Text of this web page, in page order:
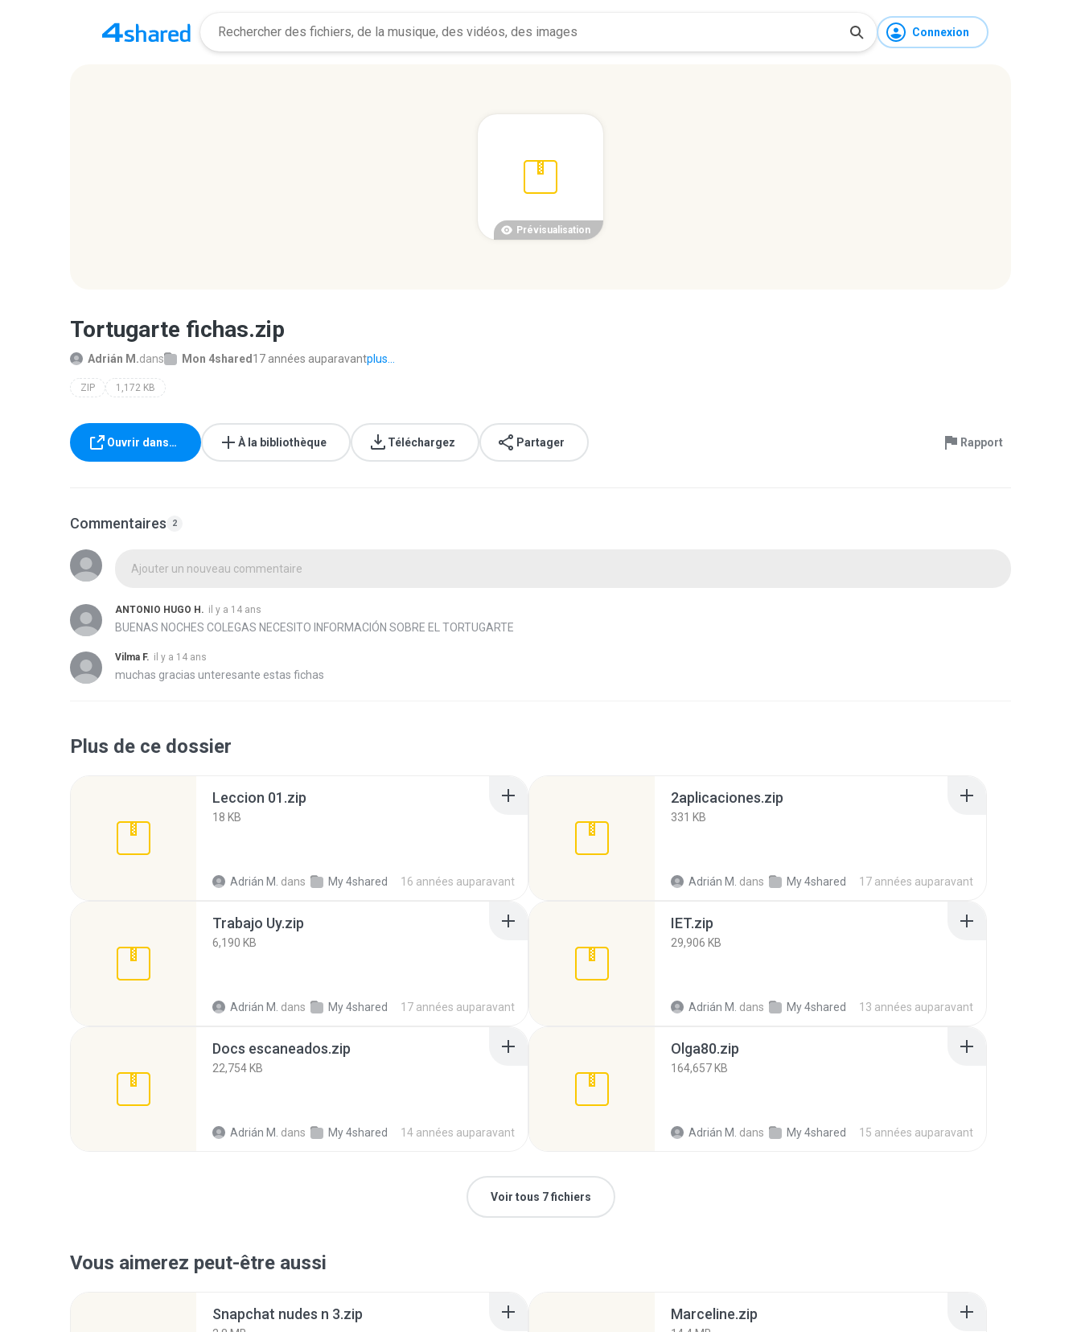
Connexion
Prévisualisation
Tortugarte fichas.zip
Adrián M.dans Mon 4shared 17 années auparavantplus...
ZIP 1,172 KB
Ouvrir dans… À la bibliothèque Téléchargez Partager Rapport
Commentaires 2
Ajouter un nouveau commentaire
ANTONIO HUGO H. il y a 14 ans
BUENAS NOCHES COLEGAS NECESITO INFORMACIÓN SOBRE EL TORTUGARTE
Vilma F. il y a 14 ans
muchas gracias unteresante estas fichas
Plus de ce dossier
Leccion 01.zip
18 KB
Adrián M. dans My 4shared 16 années auparavant
2aplicaciones.zip
331 KB
Adrián M. dans My 4shared 17 années auparavant
Trabajo Uy.zip
6,190 KB
Adrián M. dans My 4shared 17 années auparavant
IET.zip
29,906 KB
Adrián M. dans My 4shared 13 années auparavant
Docs escaneados.zip
22,754 KB
Adrián M. dans My 4shared 14 années auparavant
Olga80.zip
164,657 KB
Adrián M. dans My 4shared 15 années auparavant
Voir tous 7 fichiers
Vous aimerez peut-être aussi
Snapchat nudes n 3.zip Marceline.zip